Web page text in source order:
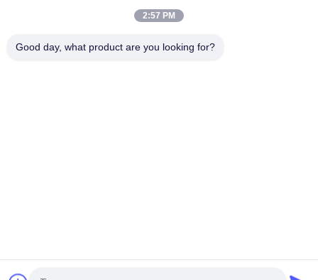
High Temperature 1.5MPa 2 Way Pneumatic Solenoid Valve
2:57 PM
Good day, what product are you looking for?